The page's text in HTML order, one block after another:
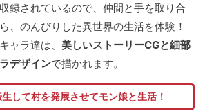
録されているので、仲間と手を取り合
、のんびりした異世界の生活を体験！
ャラ達は、 美しいストーリーCGと細部
デザインで描かれます。
して村を発展させてモン娘と生活！